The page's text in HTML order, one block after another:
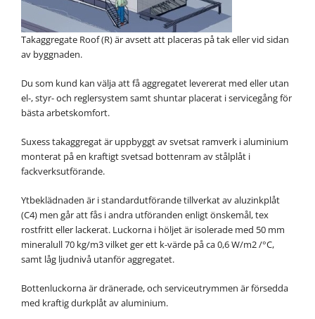
Takaggregate Roof (R) är avsett att placeras på tak eller vid sidan
av byggnaden.
Du som kund kan välja att få aggregatet levererat med eller utan
el-, styr- och reglersystem samt shuntar placerat i servicegång för
bästa arbetskomfort.
Suxess takaggregat är uppbyggt av svetsat ramverk i aluminium
monterat på en kraftigt svetsad bottenram av stålplåt i
fackverksutförande.
Ytbeklädnaden är i standardutförande tillverkat av aluzinkplåt
(C4) men går att fås i andra utföranden enligt önskemål, tex
rostfritt eller lackerat. Luckorna i höljet är isolerade med 50 mm
mineralull 70 kg/m3 vilket ger ett k-värde på ca 0,6 W/m2 /°C,
samt låg ljudnivå utanför aggregatet.
Bottenluckorna är dränerade, och serviceutrymmen är försedda
med kraftig durkplåt av aluminium.